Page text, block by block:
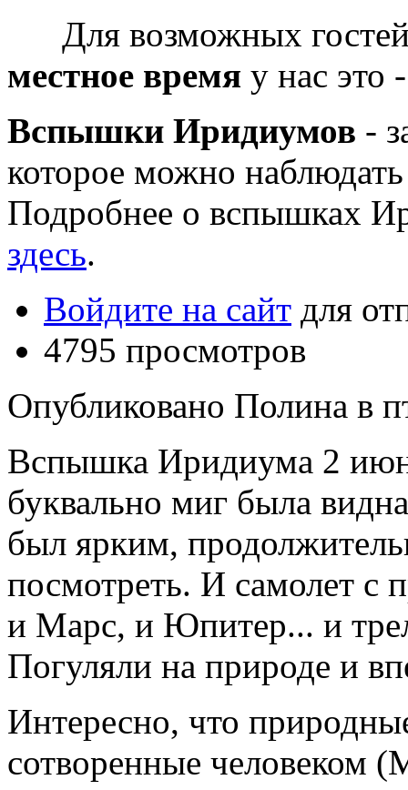
Для возможных гостей
местное время у нас это
Вспышки Иридиумов -
которое можно наблюдать
Подробнее о вспышках
здесь.
Войдите на сайт для
4795 просмотров
Опубликовано Полина в
Вспышка Иридиума 2
буквально миг была
был ярким,
посмотреть. И самолет с
и Марс, и Юпитер... и
Погуляли на природе и
Интересно, что
сотворенные человеком